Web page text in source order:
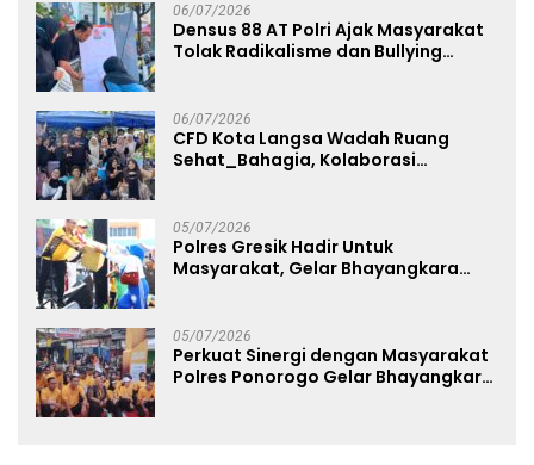
06/07/2026
Densus 88 AT Polri Ajak Masyarakat
Tolak Radikalisme dan Bullying
06/07/2026
CFD Kota Langsa Wadah Ruang
Sehat_Bahagia, Kolaborasi
05/07/2026
Polres Gresik Hadir Untuk
Masyarakat, Gelar Bhayangkara
05/07/2026
Perkuat Sinergi dengan Masyarakat
Polres Ponorogo Gelar Bhayangkara